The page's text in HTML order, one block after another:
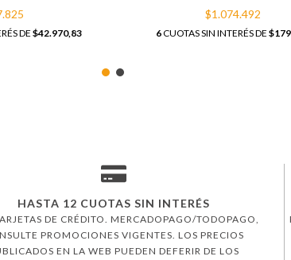
DE $42.970,83
$1.074.492
6CUOTAS SIN INTERÉS DE
HASTA 12 CUOTAS SIN INTERÉS
DE CRÉDITO. MERCADOPAGO/TODOPAGO,
PROMOCIONES VIGENTES. LOS PRECIOS
EN LA WEB PUEDEN DEFERIR DE LOS